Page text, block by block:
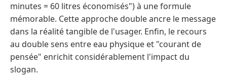
minutes = 60 litres économisés") à une formule
mémorable. Cette approche double ancre le message
dans la réalité tangible de l'usager. Enfin, le recours
au double sens entre eau physique et "courant de
pensée" enrichit considérablement l'impact du
slogan.